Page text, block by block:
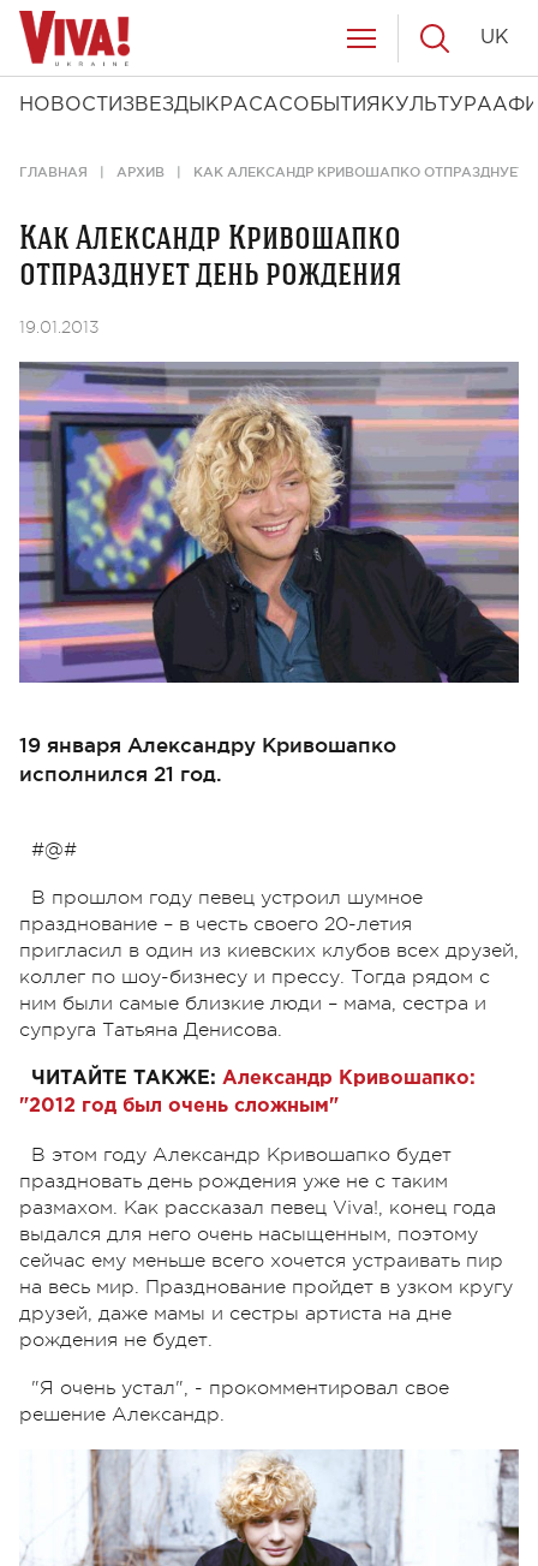
НОВОСТИ ЗВЕЗДЫ КРАСАСОБЫТИЯ КУЛЬТУРА
UK
ГЛАВНАЯ АРХИВ КАК АЛЕКСАНДР КРИВОШАПКО ОТПРАЗДНУЕТ
Как Александр Кривошапко
отпразднует день рождения
19.01.2013
19 января Александру Кривошапко
исполнился 21 год.
#@#
В прошлом году певец устроил шумное
празднование – в честь своего 20-летия
пригласил в один из киевских клубов всех друзей,
коллег по шоу-бизнесу и прессу. Тогда рядом с
ним были самые близкие люди – мама, сестра и
супруга Татьяна Денисова.
ЧИТАЙТЕ ТАКЖЕ: Александр Кривошапко:
"2012 год был очень сложным"
В этом году Александр Кривошапко будет
праздновать день рождения уже не с таким
размахом. Как рассказал певец Viva!, конец года
выдался для него очень насыщенным, поэтому
сейчас ему меньше всего хочется устраивать пир
на весь мир. Празднование пройдет в узком кругу
друзей, даже мамы и сестры артиста на дне
рождения не будет.
"Я очень устал", - прокомментировал свое
решение Александр.